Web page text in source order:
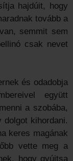
hajdúit, hogy
tovább a
semmit sem
csak nevet
és odadobja
együtt
a szobába,
kihordani.
keres magának
vette meg a
hogy gyújtsa